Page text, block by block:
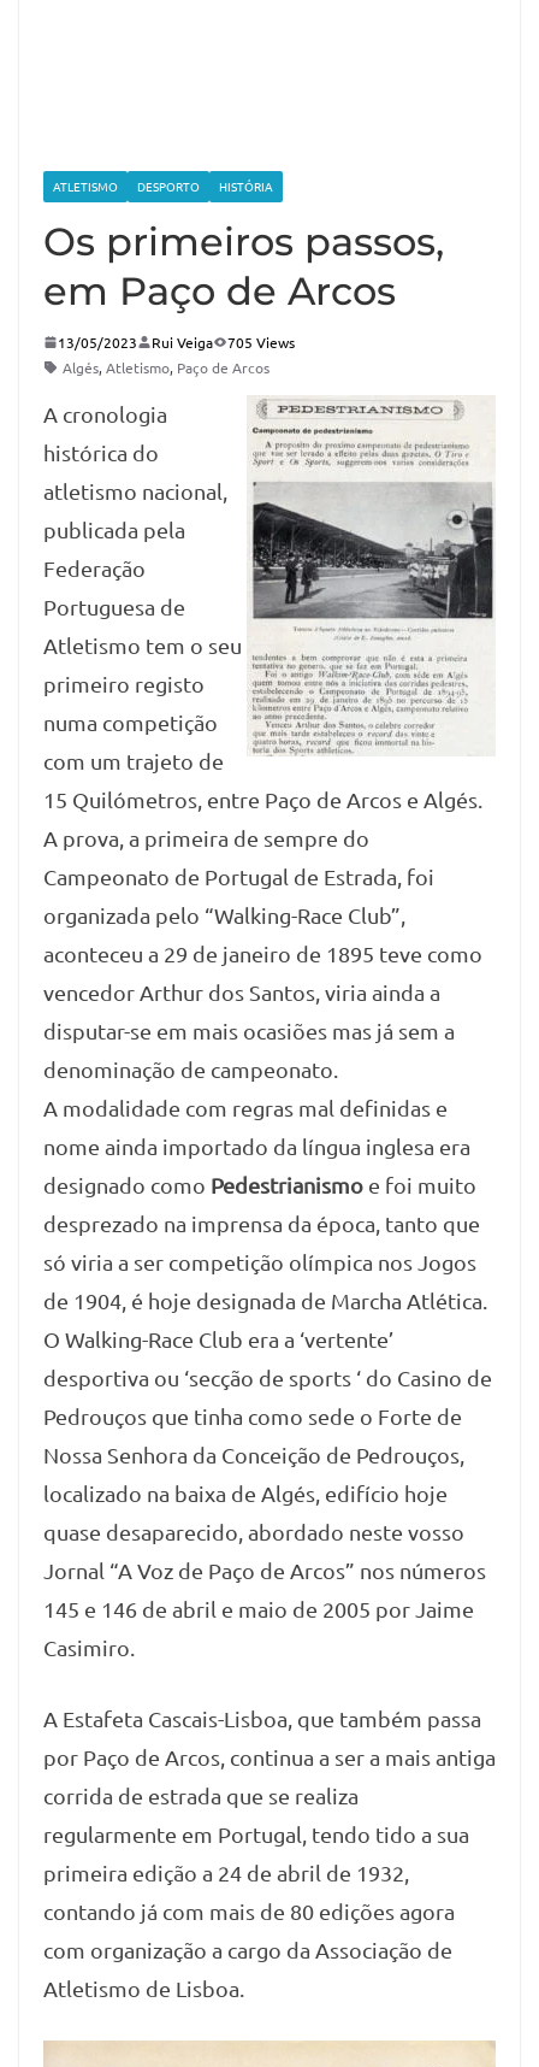
ATLETISMO DESPORTO HISTÓRIA
Os primeiros passos,
em Paço de Arcos
13/05/2023 Rui Veiga
705 Views
Algés, Atletismo, Paço de Arcos
A cronologia
histórica do
atletismo nacional,
publicada pela
Federação
Portuguesa de
Atletismo tem o seu
primeiro registo
numa competição
com um trajeto de
15 Quilómetros, entre Paço de Arcos e Algés.
A prova, a primeira de sempre do
Campeonato de Portugal de Estrada, foi
organizada pelo “Walking-Race Club”,
aconteceu a 29 de janeiro de 1895 teve como
vencedor Arthur dos Santos, viria ainda a
disputar-se em mais ocasiões mas já sem a
denominação de campeonato.
A modalidade com regras mal definidas e
nome ainda importado da língua inglesa era
designado como Pedestrianismo e foi muito
desprezado na imprensa da época, tanto que
só viria a ser competição olímpica nos Jogos
de 1904, é hoje designada de Marcha Atlética.
O Walking-Race Club era a ‘vertente’
desportiva ou ‘secção de sports ‘ do Casino de
Pedrouços que tinha como sede o Forte de
Nossa Senhora da Conceição de Pedrouços,
localizado na baixa de Algés, edifício hoje
quase desaparecido, abordado neste vosso
Jornal “A Voz de Paço de Arcos” nos números
145 e 146 de abril e maio de 2005 por Jaime
Casimiro.
A Estafeta Cascais-Lisboa, que também passa
por Paço de Arcos, continua a ser a mais antiga
corrida de estrada que se realiza
regularmente em Portugal, tendo tido a sua
primeira edição a 24 de abril de 1932,
contando já com mais de 80 edições agora
com organização a cargo da Associação de
Atletismo de Lisboa.